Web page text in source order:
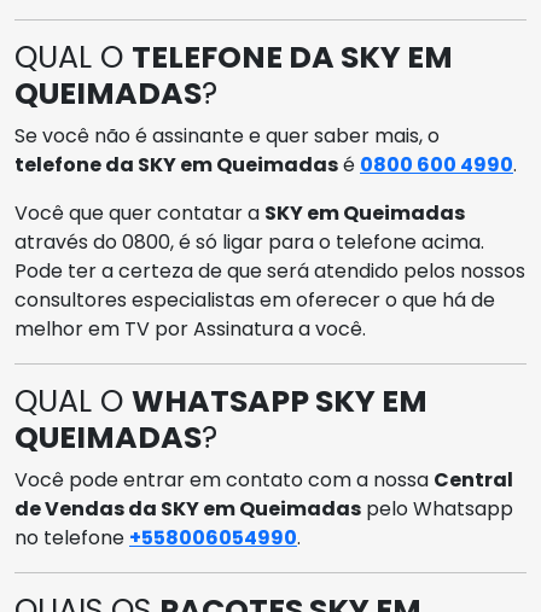
QUAL O TELEFONE DA SKY EM
QUEIMADAS?
Se você não é assinante e quer saber mais, o
telefone da SKY em Queimadasé 0800 600 4990.
Você que quer contatar a SKY em Queimadas
através do 0800, é só ligar para o telefone acima.
Pode ter a certeza de que será atendido pelos nossos
consultores especialistas em oferecer o que há de
melhor em TV por Assinatura a você.
QUAL O WHATSAPP SKY EM
QUEIMADAS?
Você pode entrar em contato com a nossa Central
de Vendas da SKY em Queimadas pelo Whatsapp
no telefone +558006054990.